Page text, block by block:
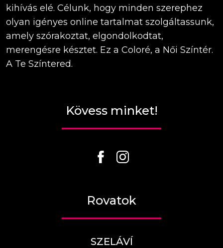
kihívás elé. Célunk, hogy minden szerephez
olyan igényes online tartalmat szolgáltassunk,
amely szórakoztat, elgondolkodtat,
merengésre késztet. Ez a Coloré, a Női Színtér.
A Te Színtered.
Kövess minket!
Rovatok
SZELÁVÍ